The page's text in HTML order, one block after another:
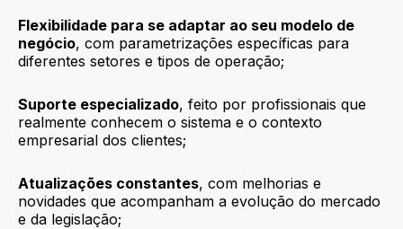
Flexibilidade para se adaptar ao seu modelo de
negócio, com parametrizações específicas para
diferentes setores e tipos de operação;
Suporte especializado, feito por profissionais que
realmente conhecem o sistema e o contexto
empresarial dos clientes;
Atualizações constantes, com melhorias e
novidades que acompanham a evolução do mercado
e da legislação;